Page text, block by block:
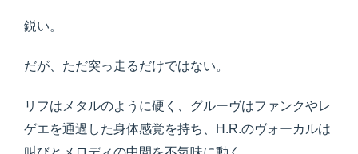
鋭い。
だが、ただ突っ走るだけではない。
リフはメタルのように硬く、グルーヴはファンクやレ
ゲエを通過した身体感覚を持ち、H.R.のヴォーカルは